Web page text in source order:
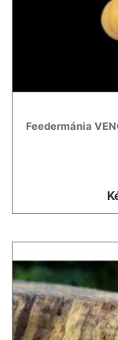
Feedermánia